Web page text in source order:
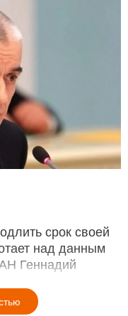
срок своей
над данным
Геннадий